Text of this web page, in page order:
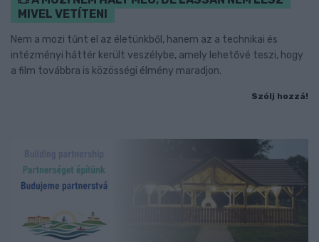
MIVEL VETÍTENI
Nem a mozi tűnt el az életünkből, hanem az a technikai és
intézményi háttér került veszélybe, amely lehetővé teszi, hogy
a film továbbra is közösségi élmény maradjon.
Szólj hozzá!